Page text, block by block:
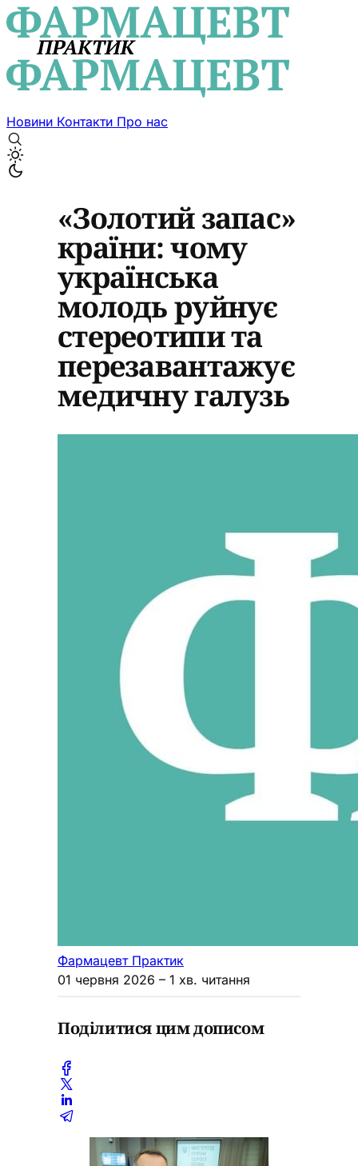
Новини Контакти Про нас
«Золотий запас»
країни: чому
українська
молодь руйнує
стереотипи та
перезавантажує
медичну галузь
Фармацевт Практик
01 червня 2026 – 1 хв. читання
Поділитися цим дописом